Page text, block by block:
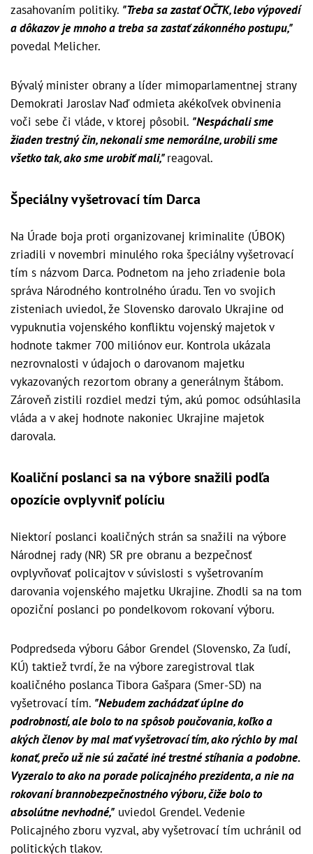
zasahovaním politiky. "Treba sa zastať OČTK, lebo výpovedí
a dôkazov je mnoho a treba sa zastať zákonného postupu,"
povedal Melicher.
Bývalý minister obrany a líder mimoparlamentnej strany
Demokrati Jaroslav Naď odmieta akékoľvek obvinenia
voči sebe či vláde, v ktorej pôsobil. "Nespáchali sme
žiaden trestný čin, nekonali sme nemorálne, urobili sme
všetko tak, ako sme urobiť mali,"reagoval.
Špeciálny vyšetrovací tím Darca
Na Úrade boja proti organizovanej kriminalite (ÚBOK)
zriadili v novembri minulého roka špeciálny vyšetrovací
tím s názvom Darca. Podnetom na jeho zriadenie bola
správa Národného kontrolného úradu. Ten vo svojich
zisteniach uviedol, že Slovensko darovalo Ukrajine od
vypuknutia vojenského konfliktu vojenský majetok v
hodnote takmer 700 miliónov eur. Kontrola ukázala
nezrovnalosti v údajoch o darovanom majetku
vykazovaných rezortom obrany a generálnym štábom.
Zároveň zistili rozdiel medzi tým, akú pomoc odsúhlasila
vláda a v akej hodnote nakoniec Ukrajine majetok
darovala.
Koaliční poslanci sa na výbore snažili podľa
opozície ovplyvniť políciu
Niektorí poslanci koaličných strán sa snažili na výbore
Národnej rady (NR) SR pre obranu a bezpečnosť
ovplyvňovať policajtov v súvislosti s vyšetrovaním
darovania vojenského majetku Ukrajine. Zhodli sa na tom
opoziční poslanci po pondelkovom rokovaní výboru.
Podpredseda výboru Gábor Grendel (Slovensko, Za ľudí,
KÚ) taktiež tvrdí, že na výbore zaregistroval tlak
koaličného poslanca Tibora Gašpara (Smer-SD) na
vyšetrovací tím. "Nebudem zachádzať úplne do
podrobností, ale bolo to na spôsob poučovania, koľko a
akých členov by mal mať vyšetrovací tím, ako rýchlo by mal
konať, prečo už nie sú začaté iné trestné stíhania a podobne.
Vyzeralo to ako na porade policajného prezidenta, a nie na
rokovaní brannobezpečnostného výboru, čiže bolo to
absolútne nevhodné," uviedol Grendel. Vedenie
Policajného zboru vyzval, aby vyšetrovací tím uchránil od
politických tlakov.